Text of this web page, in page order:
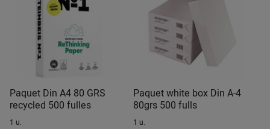
Paquet Din A4 80 GRS
recycled 500 fulles
1 u.
Paquet white box Din A-4
80grs 500 fulls
1 u.